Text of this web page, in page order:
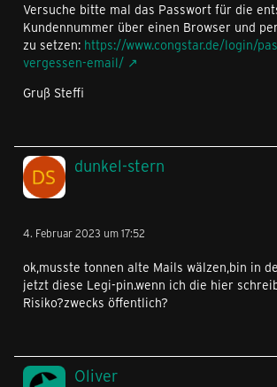
Versuche bitte mal das Passwort für die
Kundennummer über einen Browser und
zu setzen: https://www.congstar.de/login/
vergessen-email/
Gruß Steffi
dunkel-stern
4. Februar 2023 um 17:52
ok,musste tonnen alte Mails wälzen,bin in
jetzt diese Legi-pin.wenn ich die hier
Risiko?zwecks öffentlich?
Oliver